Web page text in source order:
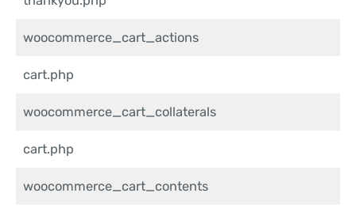
woocommerce_cart_actions
cart.php
woocommerce_cart_collaterals
cart.php
woocommerce_cart_contents